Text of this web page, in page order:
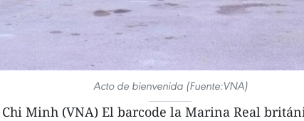
Acto de bienvenida (Fuente:VNA)
Minh (VNA) El barcode la Marina Real